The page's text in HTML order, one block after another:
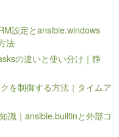
設定とansible.windows
法
の違いと使い分け｜静
を制御する方法｜タイムア
識｜ansible.builtinと外部コ